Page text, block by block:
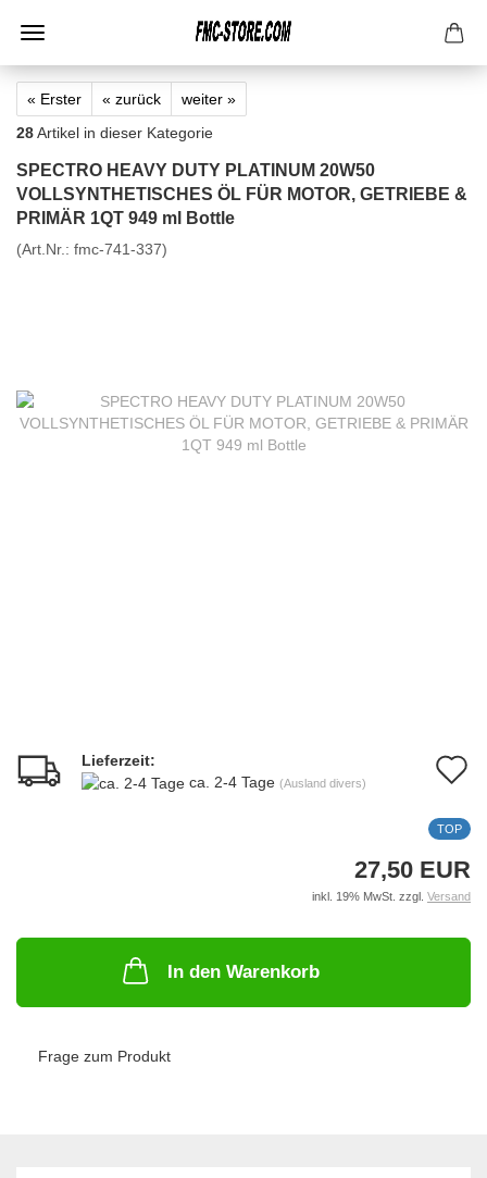
« Erster « zurück
weiter »
28Artikel in dieser Kategorie
SPECTRO HEAVY DUTY PLATINUM 20W50
VOLLSYNTHETISCHES ÖL FÜR MOTOR, GETRIEBE &
PRIMÄR 1QT 949 ml Bottle
(Art.Nr.: fmc-741-337)
Lieferzeit:
ca. 2-4 Tage (Ausland divers)
TOP
27,50 EUR
inkl. 19% MwSt. zzgl. Versand
In den Warenkorb
Frage zum Produkt